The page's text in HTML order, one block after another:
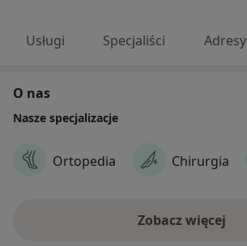
Usługi Specjaliści Adresy
O nas
Nasze specjalizacje
Ortopedia Chirurgia
Zobacz więcej